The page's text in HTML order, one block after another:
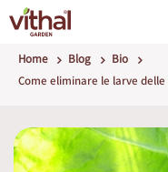
Home Blog
Bio
Come eliminare le larve